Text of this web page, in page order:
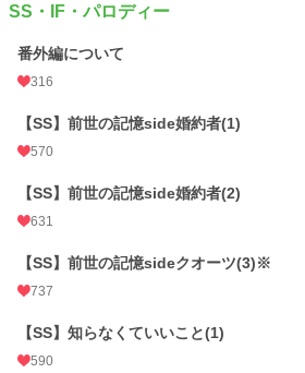
SS・IF・パロディー
番外編について
316
【SS】前世の記憶side婚約者(1)
570
【SS】前世の記憶side婚約者(2)
631
【SS】前世の記憶sideクオーツ(3)※
737
【SS】知らなくていいこと(1)
590